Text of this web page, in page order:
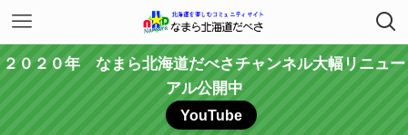
２０２０年 なまら北海道だべさチャンネル大幅リニュー
アル公開中
YouTube